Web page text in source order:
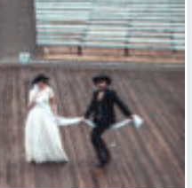
Valmieras vasaras teātra